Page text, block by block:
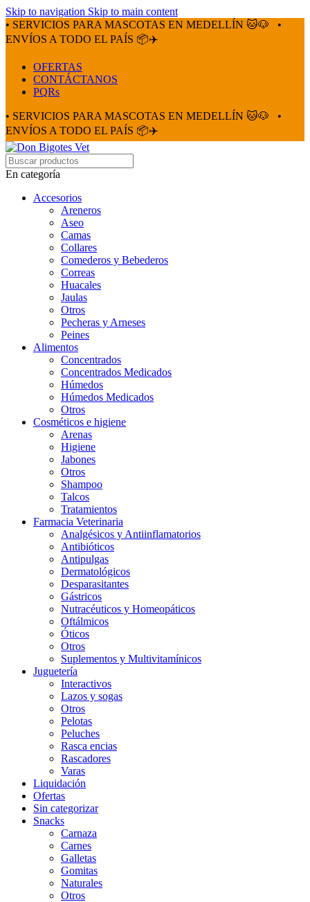
Skip to navigation Skip to main content
• SERVICIOS PARA MASCOTAS EN MEDELLÍN 🐱🐶
•
ENVÍOS A TODO EL PAÍS 📦✈️
OFERTAS
CONTÁCTANOS
PQRs
• SERVICIOS PARA MASCOTAS EN MEDELLÍN 🐱🐶
•
ENVÍOS A TODO EL PAÍS 📦✈️
En categoría
Accesorios
Areneros
Aseo
Camas
Collares
Comederos y Bebederos
Correas
Huacales
Jaulas
Otros
Pecheras y Arneses
Peines
Alimentos
Concentrados
Concentrados Medicados
Húmedos
Húmedos Medicados
Otros
Cosméticos e higiene
Arenas
Higiene
Jabones
Otros
Shampoo
Talcos
Tratamientos
Farmacia Veterinaria
Analgésicos y Antiinflamatorios
Antibióticos
Antipulgas
Dermatológicos
Desparasitantes
Gástricos
Nutracéuticos y Homeopáticos
Oftálmicos
Óticos
Otros
Suplementos y Multivitamínicos
Juguetería
Interactivos
Lazos y sogas
Otros
Pelotas
Peluches
Rasca encias
Rascadores
Varas
Liquidación
Ofertas
Sin categorizar
Snacks
Carnaza
Carnes
Galletas
Gomitas
Naturales
Otros